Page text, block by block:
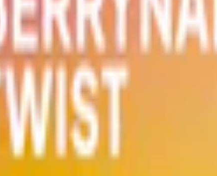
vatten, nikotin, aromer, salt, propylenglykol,
till att bli ett av Sveriges största inom
Strawberry Kiwi(8 mg). Alla prillor kommer i slimmat format,
smakexpansion.
du snuset rätt"